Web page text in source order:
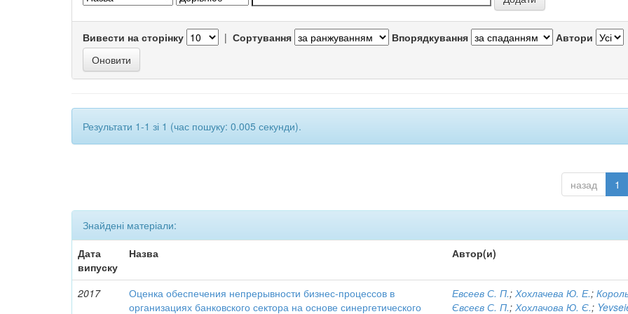
Вивести на сторінку | Сортування Впорядкування Автори
Результати 1-1 зі 1 (час пошуку: 0.005 секунди).
назад 1
Знайдені матеріали:
Дата
випуску
Назва Автор(и)
2017
Оценка обеспечения непрерывности бизнес-процессов в
организациях банковского сектора на основе синергетического
Евсеев С. П.;Хохлачева Ю. Е.;
Євсеєв С. П.;Хохлачова Ю. Є.;